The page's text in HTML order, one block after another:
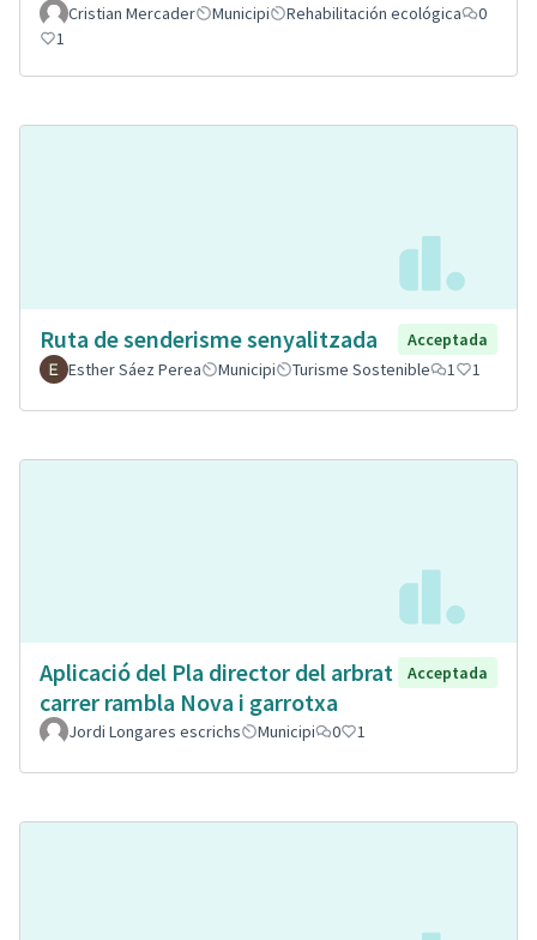
Cristian Mercader Municipi Rehabilitación ecológica
0
1
Ruta de senderisme senyalitzada
Acceptada
Esther Sáez Perea
Municipi Turisme Sostenible 1 1
Aplicació del Pla director del arbrat
carrer rambla Nova i garrotxa
Acceptada
Jordi Longares escrichs Municipi 0 1